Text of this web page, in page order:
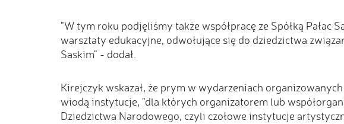
"W tym roku podjęliśmy także współpracę ze Spółką Pałac
warsztaty edukacyjne, odwołujące się do dziedzictwa
Saskim" - dodał.
Kirejczyk wskazał, że prym w wydarzeniach
wiodą instytucje, "dla których organizatorem lub
Dziedzictwa Narodowego, czyli czołowe instytucje